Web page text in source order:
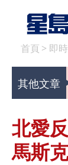
首頁 > 即
其他文章
北愛
馬斯